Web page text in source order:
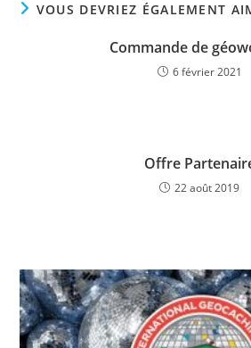
VOUS DEVRIEZ ÉGALEMENT
Commande de
6 février 2021
Offre
22 août 2019